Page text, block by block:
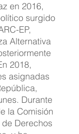
en 2016,
surgido
EP,
Alternativa
2018,
asignadas
Durante
la Comisión
Derechos